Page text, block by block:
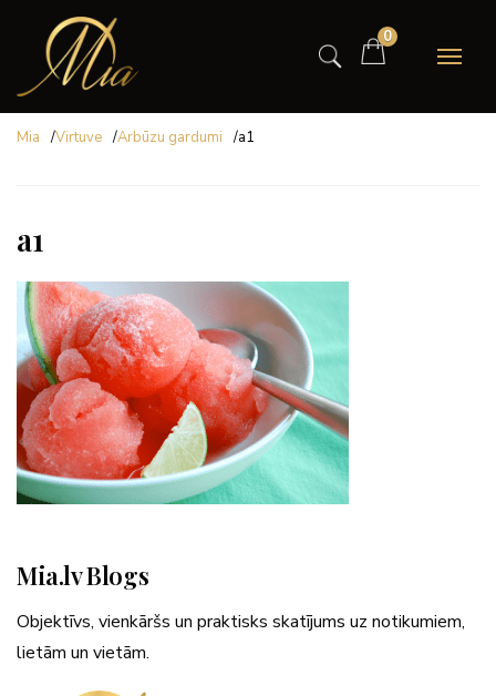
0
Mia /Virtuve /Arbūzu gardumi /a1
a1
Mia.lv Blogs
Objektīvs, vienkāršs un praktisks skatījums uz notikumiem,
lietām un vietām.